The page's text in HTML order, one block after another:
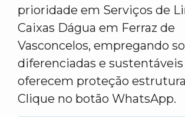
prioridade em Serviços de
Caixas Dágua em Ferraz de
Vasconcelos, empregando
diferenciadas e
oferecem proteção
Clique no botão WhatsApp.